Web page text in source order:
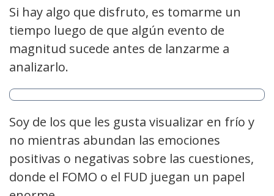
Si hay algo que disfruto, es tomarme un
tiempo luego de que algún evento de
magnitud sucede antes de lanzarme a
analizarlo.
Soy de los que les gusta visualizar en frío y
no mientras abundan las emociones
positivas o negativas sobre las cuestiones,
donde el FOMO o el FUD juegan un papel